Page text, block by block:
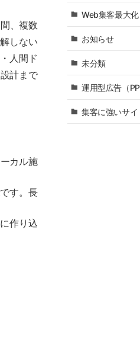
、複数
しない
人間ド
計まで
カル施
す。長
作り込
Web集客最大化
お知らせ
未分類
運用型広告（
集客に強いサ